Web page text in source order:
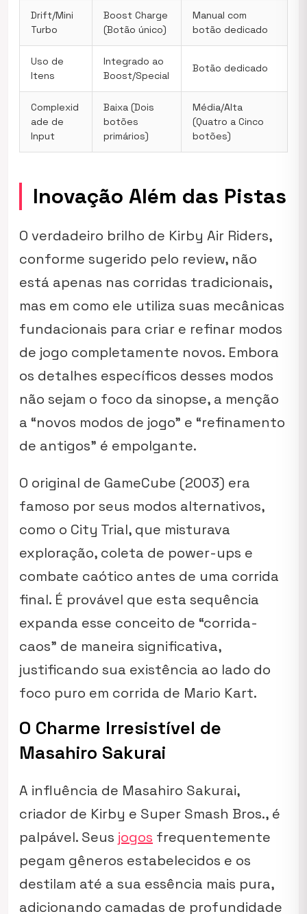
Drift/Mini
Turbo
Boost Charge
(Botão único)
Manual com
botão dedicado
Uso de
Itens
Integrado ao
Boost/Special
Botão dedicado
Complexid
ade de
Input
Baixa (Dois
botões
primários)
Média/Alta
(Quatro a Cinco
botões)
Inovação Além das Pistas
O verdadeiro brilho de Kirby Air Riders,
conforme sugerido pelo review, não
está apenas nas corridas tradicionais,
mas em como ele utiliza suas mecânicas
fundacionais para criar e refinar modos
de jogo completamente novos. Embora
os detalhes específicos desses modos
não sejam o foco da sinopse, a menção
a “novos modos de jogo” e “refinamento
de antigos” é empolgante.
O original de GameCube (2003) era
famoso por seus modos alternativos,
como o City Trial, que misturava
exploração, coleta de power-ups e
combate caótico antes de uma corrida
final. É provável que esta sequência
expanda esse conceito de “corrida-
caos” de maneira significativa,
justificando sua existência ao lado do
foco puro em corrida de Mario Kart.
O Charme Irresistível de
Masahiro Sakurai
A influência de Masahiro Sakurai,
criador de Kirby e Super Smash Bros., é
palpável. Seus jogos frequentemente
pegam gêneros estabelecidos e os
destilam até a sua essência mais pura,
adicionando camadas de profundidade